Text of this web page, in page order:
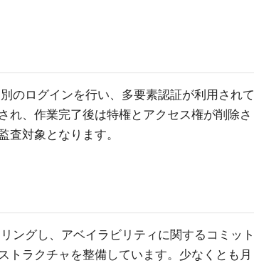
のログインを行い、多要素認証が利用されて
れ、作業完了後は特権とアクセス権が削除さ
査対象となります。
ングし、アベイラビリティに関するコミット
トラクチャを整備しています。少なくとも月